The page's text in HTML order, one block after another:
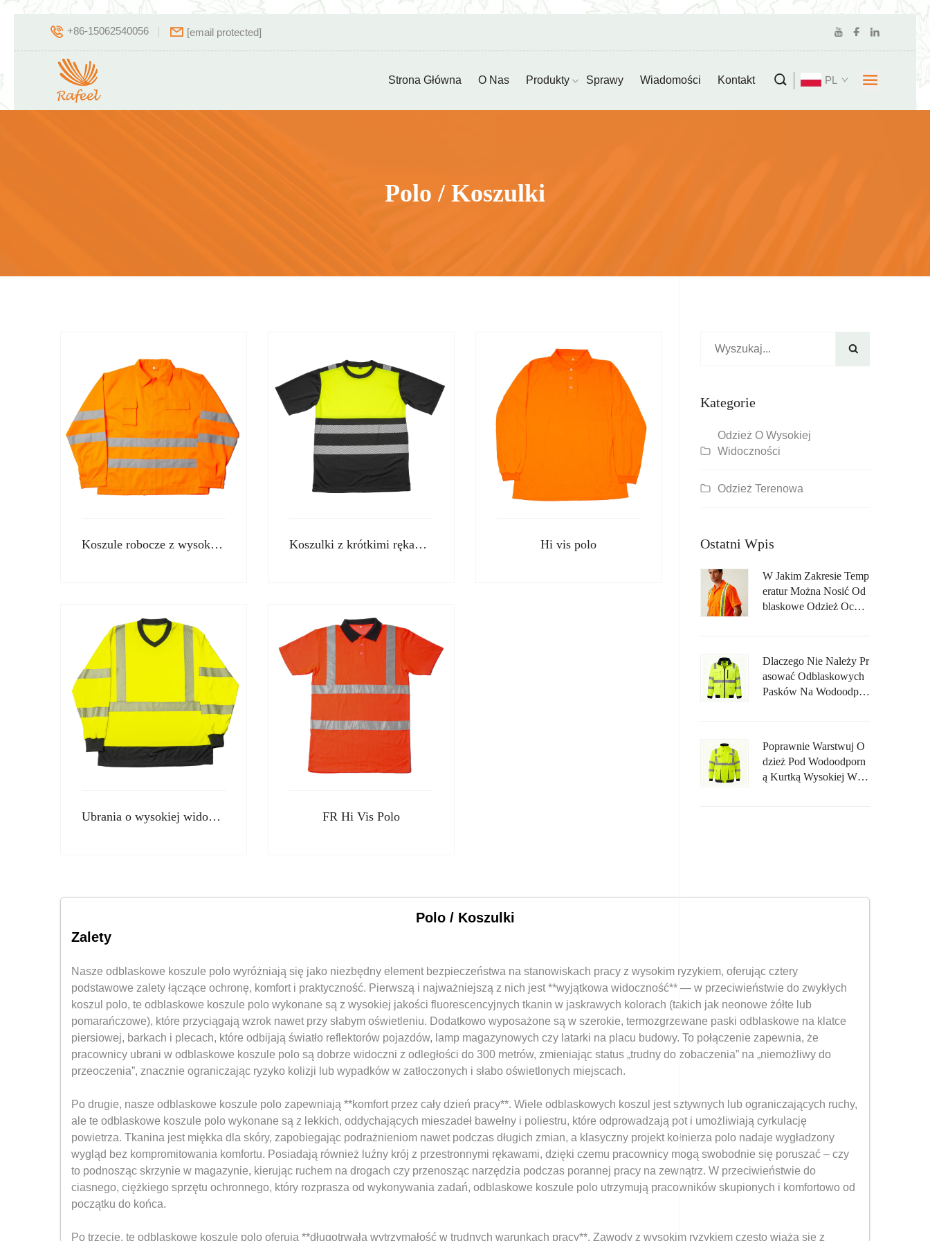
+86-15062540056 [email protected]
Strona Główna O Nas Produkty Sprawy Wiadomości Kontakt PL
Polo / Koszulki
Koszule robocze z wysoką widocznością Koszulki z krótkimi rękawami w kolorze hi vis Hi vis polo
Ubrania o wysokiej widoczności z długimi rękawami FR Hi Vis Polo

Kategorie
Odzież O Wysokiej
Widoczności
Odzież Terenowa
Ostatni Wpis
W Jakim Zakresie Temp
Eratur Można Nosić Od
Blaskowe Odzież Ochro
Dlaczego Nie Należy Pr
Asować Odblaskowych
Pasków Na Wodoodpor
Poprawnie Warstwuj O
Dzież Pod Wodoodporn
Ą Kurtką Wysokiej Wid
Polo / Koszulki
Zalety
Nasze odblaskowe koszule polo wyróżniają się jako niezbędny element bezpieczeństwa na stanowiskach pracy z wysokim ryzykiem, oferując cztery
podstawowe zalety łączące ochronę, komfort i praktyczność. Pierwszą i najważniejszą z nich jest **wyjątkowa widoczność** — w przeciwieństwie do zwykłych
koszul polo, te odblaskowe koszule polo wykonane są z wysokiej jakości fluorescencyjnych tkanin w jaskrawych kolorach (takich jak neonowe żółte lub
pomarańczowe), które przyciągają wzrok nawet przy słabym oświetleniu. Dodatkowo wyposażone są w szerokie, termozgrzewane paski odblaskowe na klatce
piersiowej, barkach i plecach, które odbijają światło reflektorów pojazdów, lamp magazynowych czy latarki na placu budowy. To połączenie zapewnia, że
pracownicy ubrani w odblaskowe koszule polo są dobrze widoczni z odległości do 300 metrów, zmieniając status „trudny do zobaczenia” na „niemożliwy do
przeoczenia”, znacznie ograniczając ryzyko kolizji lub wypadków w zatłoczonych i słabo oświetlonych miejscach.
Po drugie, nasze odblaskowe koszule polo zapewniają **komfort przez cały dzień pracy**. Wiele odblaskowych koszul jest sztywnych lub ograniczających ruchy,
ale te odblaskowe koszule polo wykonane są z lekkich, oddychających mieszadeł bawełny i poliestru, które odprowadzają pot i umożliwiają cyrkulację
powietrza. Tkanina jest miękka dla skóry, zapobiegając podrażnieniom nawet podczas długich zmian, a klasyczny projekt kołnierza polo nadaje wygładzony
wygląd bez kompromitowania komfortu. Posiadają również luźny krój z przestronnymi rękawami, dzięki czemu pracownicy mogą swobodnie się poruszać – czy
to podnosząc skrzynie w magazynie, kierując ruchem na drogach czy przenosząc narzędzia podczas porannej pracy na zewnątrz. W przeciwieństwie do
ciasnego, ciężkiego sprzętu ochronnego, który rozprasza od wykonywania zadań, odblaskowe koszule polo utrzymują pracowników skupionych i komfortowo od
początku do końca.
Po trzecie, te odblaskowe koszule polo oferują **długotrwałą wytrzymałość w trudnych warunkach pracy**. Zawody z wysokim ryzykiem często wiążą się z